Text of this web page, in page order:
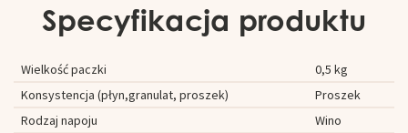
Specyfikacja produktu
Wielkość paczki
0,5 kg
Konsystencja (płyn,granulat, proszek)
Proszek
Rodzaj napoju
Wino